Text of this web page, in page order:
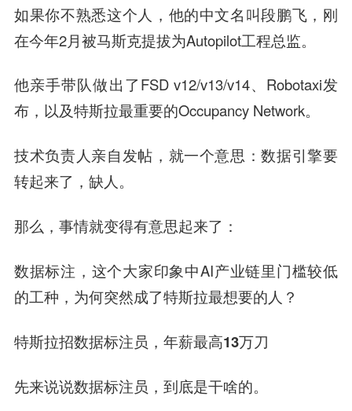
如果你不熟悉这个人，他的中文名叫段鹏飞 ，刚
在今年2月被马斯克提拔为Autopilot工程总监。
他亲手带队做出了FSD v12/v13/v14、Robotaxi发
布，以及特斯拉最重要的Occupancy Network。
技术负责人亲自发帖，就一个意思：数据引擎要
转起来了，缺人。
那么，事情就变得有意思起来了：
数据标注，这个大家印象中AI产业链里门槛较低
的工种，为何突然成了特斯拉最想要的人？
特斯拉招数据标注员，年薪最高13万刀
先来说说数据标注员， 到底是干啥的。